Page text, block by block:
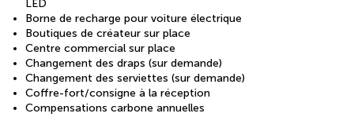
LED
Borne de recharge pour voiture électrique
Boutiques de créateur sur place
Centre commercial sur place
Changement des draps (sur demande)
Changement des serviettes (sur demande)
Coffre-fort/consigne à la réception
Compensations carbone annuelles